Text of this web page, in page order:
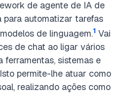
de agente de IA de
automatizar tarefas
de linguagem.1 Vai
de chat ao ligar vários
ferramentas, sistemas e
permite-lhe atuar como
realizando ações como